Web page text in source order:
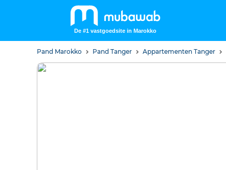
De #1 vastgoedsite in Marokko
Pand Marokko Pand Tanger Appartementen Tanger